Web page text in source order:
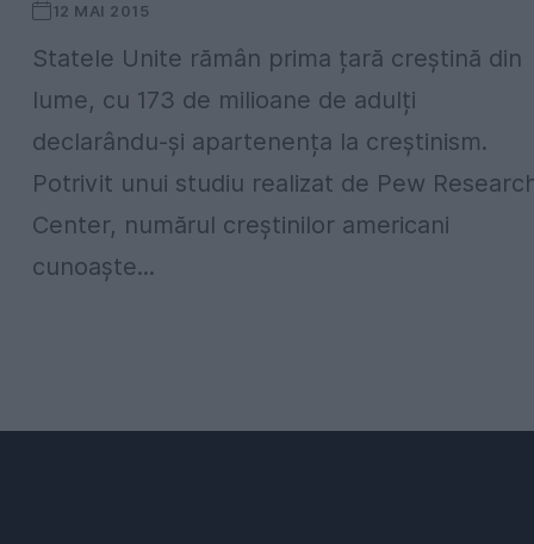
12 MAI 2015
Statele Unite rămân prima țară creștină din
lume, cu 173 de milioane de adulți
declarându-și apartenența la creștinism.
Potrivit unui studiu realizat de Pew
Center, numărul creștinilor americani
cunoaște...